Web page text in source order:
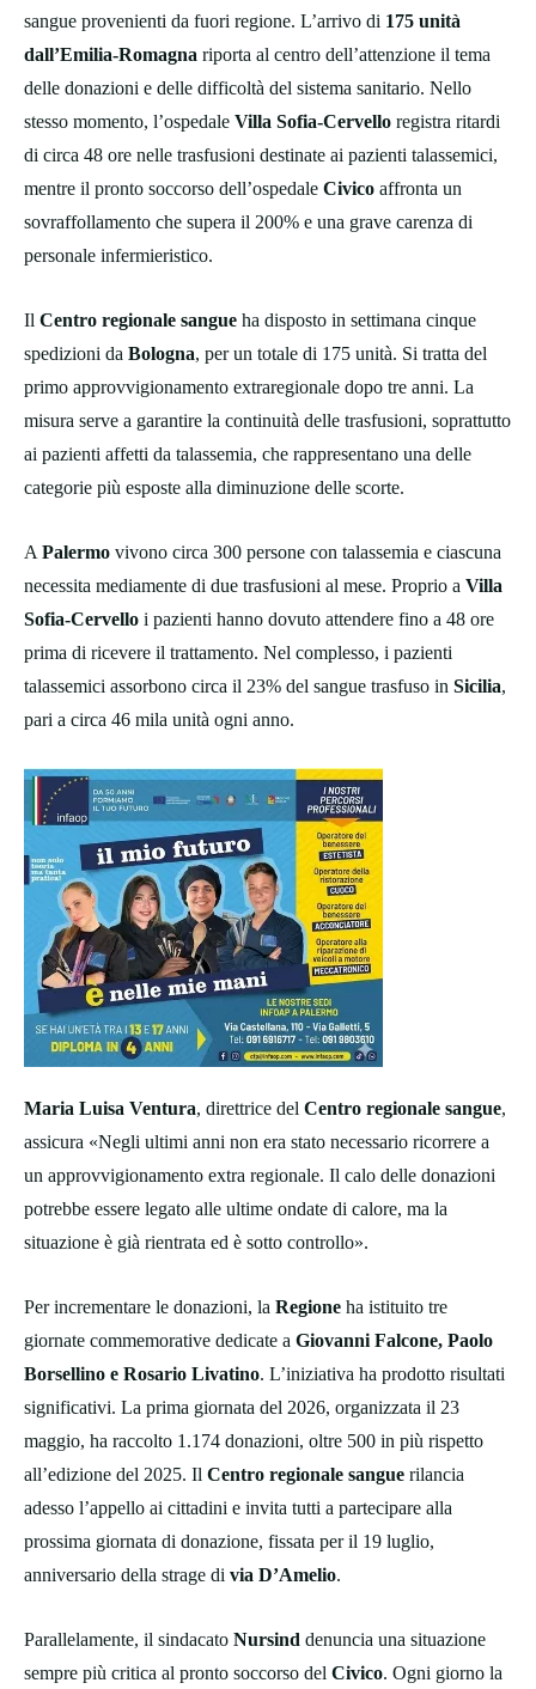
sangue provenienti da fuori regione. L’arrivo di 175 unità
dall’Emilia-Romagna riporta al centro dell’attenzione il tema
delle donazioni e delle difficoltà del sistema sanitario. Nello
stesso momento, l’ospedale Villa Sofia-Cervello registra ritardi
di circa 48 ore nelle trasfusioni destinate ai pazienti talassemici,
mentre il pronto soccorso dell’ospedale Civico affronta un
sovraffollamento che supera il 200% e una grave carenza di
personale infermieristico.
Il Centro regionale sangue ha disposto in settimana cinque
spedizioni da Bologna, per un totale di 175 unità. Si tratta del
primo approvvigionamento extraregionale dopo tre anni. La
misura serve a garantire la continuità delle trasfusioni, soprattutto
ai pazienti affetti da talassemia, che rappresentano una delle
categorie più esposte alla diminuzione delle scorte.
A Palermo vivono circa 300 persone con talassemia e ciascuna
necessita mediamente di due trasfusioni al mese. Proprio a Villa
Sofia-Cervello i pazienti hanno dovuto attendere fino a 48 ore
prima di ricevere il trattamento. Nel complesso, i pazienti
talassemici assorbono circa il 23% del sangue trasfuso in Sicilia,
pari a circa 46 mila unità ogni anno.
Maria Luisa Ventura, direttrice del Centro regionale sangue,
assicura «Negli ultimi anni non era stato necessario ricorrere a
un approvvigionamento extra regionale. Il calo delle donazioni
potrebbe essere legato alle ultime ondate di calore, ma la
situazione è già rientrata ed è sotto controllo».
Per incrementare le donazioni, la Regione ha istituito tre
giornate commemorative dedicate a Giovanni Falcone, Paolo
Borsellino e Rosario Livatino. L’iniziativa ha prodotto risultati
significativi. La prima giornata del 2026, organizzata il 23
maggio, ha raccolto 1.174 donazioni, oltre 500 in più rispetto
all’edizione del 2025. Il Centro regionale sangue rilancia
adesso l’appello ai cittadini e invita tutti a partecipare alla
prossima giornata di donazione, fissata per il 19 luglio,
anniversario della strage di via D’Amelio.
Parallelamente, il sindacato Nursind denuncia una situazione
sempre più critica al pronto soccorso del Civico. Ogni giorno la